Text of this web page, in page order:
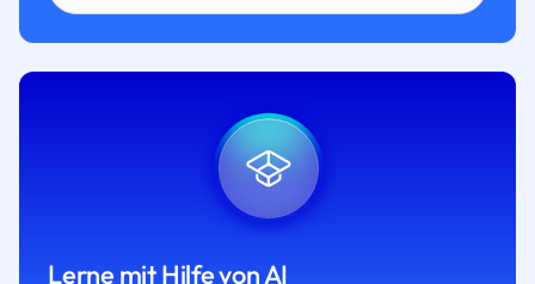
Lerne mit Hilfe von AI